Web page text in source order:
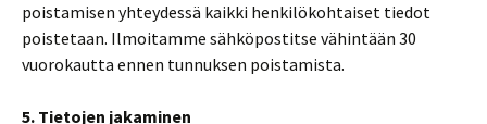
poistamisen yhteydessä kaikki henkilökohtaiset tiedot
poistetaan. Ilmoitamme sähköpostitse vähintään 30
vuorokautta ennen tunnuksen poistamista.
5. Tietojen jakaminen